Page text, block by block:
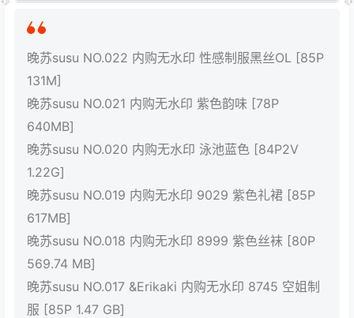
晚苏susu NO.022 内购无水印 性感制服黑丝OL [85P
131M]
晚苏susu NO.021 内购无水印 紫色韵味 [78P
640MB]
晚苏susu NO.020 内购无水印 泳池蓝色 [84P2V
1.22G]
晚苏susu NO.019 内购无水印 9029 紫色礼裙 [85P
617MB]
晚苏susu NO.018 内购无水印 8999 紫色丝袜 [80P
569.74 MB]
晚苏susu NO.017 &Erikaki 内购无水印 8745 空姐制
服 [85P 1.47 GB]